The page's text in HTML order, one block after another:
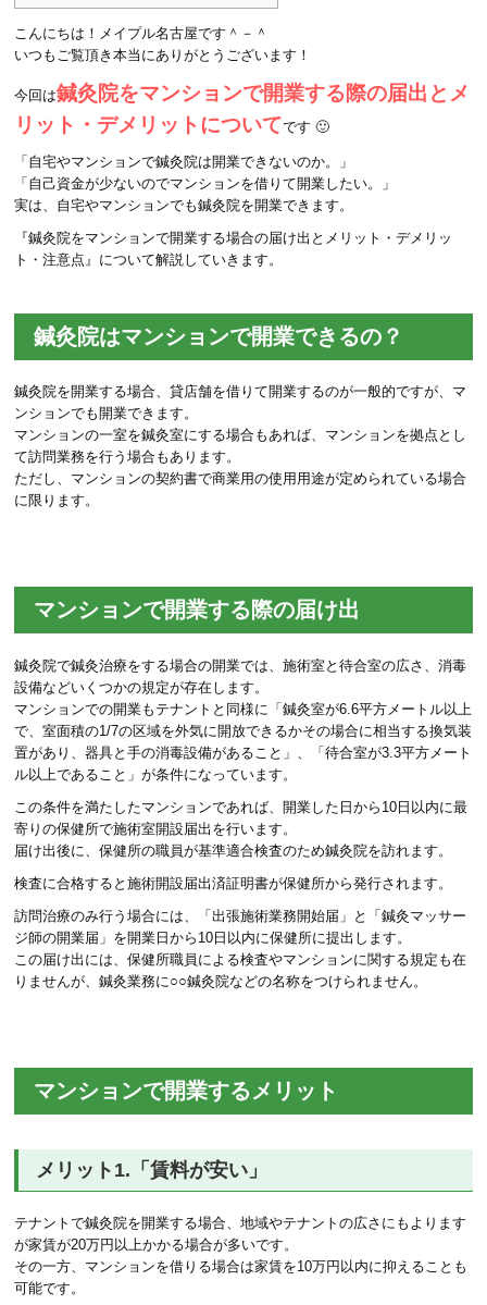
こんにちは！メイプル名古屋です＾－＾
いつもご覧頂き本当にありがとうございます！
今回は鍼灸院をマンションで開業する際の届出とメ
リット・デメリットについてです 🙂
「自宅やマンションで鍼灸院は開業できないのか。」
「自己資金が少ないのでマンションを借りて開業したい。」
実は、自宅やマンションでも鍼灸院を開業できます。
『鍼灸院をマンションで開業する場合の届け出とメリット・デメリッ
ト・注意点』について解説していきます。
鍼灸院はマンションで開業できるの？
鍼灸院を開業する場合、貸店舗を借りて開業するのが一般的ですが、マ
ンションでも開業できます。
マンションの一室を鍼灸室にする場合もあれば、マンションを拠点とし
て訪問業務を行う場合もあります。
ただし、マンションの契約書で商業用の使用用途が定められている場合
に限ります。
マンションで開業する際の届け出
鍼灸院で鍼灸治療をする場合の開業では、施術室と待合室の広さ、消毒
設備などいくつかの規定が存在します。
マンションでの開業もテナントと同様に「鍼灸室が6.6平方メートル以上
で、室面積の1/7の区域を外気に開放できるかその場合に相当する換気装
置があり、器具と手の消毒設備があること」、「待合室が3.3平方メート
ル以上であること」が条件になっています。
この条件を満たしたマンションであれば、開業した日から10日以内に最
寄りの保健所で施術室開設届出を行います。
届け出後に、保健所の職員が基準適合検査のため鍼灸院を訪れます。
検査に合格すると施術開設届出済証明書が保健所から発行されます。
訪問治療のみ行う場合には、「出張施術業務開始届」と「鍼灸マッサー
ジ師の開業届」を開業日から10日以内に保健所に提出します。
この届け出には、保健所職員による検査やマンションに関する規定も在
りませんが、鍼灸業務に○○鍼灸院などの名称をつけられません。
マンションで開業するメリット
メリット1.「賃料が安い」
テナントで鍼灸院を開業する場合、地域やテナントの広さにもよります
が家賃が20万円以上かかる場合が多いです。
その一方、マンションを借りる場合は家賃を10万円以内に抑えることも
可能です。